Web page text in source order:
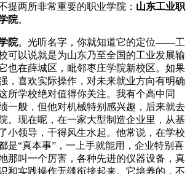
提两所非常重要的职业学院： 山东工业职
院。
院。光听名字，你就知道它的定位——工
可以说就是为山东乃至全国的工业发展输
也在薛城区，毗邻枣庄学院新校区。如果
，喜欢实际操作，对未来就业方向有明确
所学校绝对值得你关注。我有个高中同
一般，但他对机械特别感兴趣，后来就去
。现在呢，在一家大型制造企业里，从基
小领导，干得风生水起。他常说，在学校
是“真本事”，一上手就能用，企业特别喜
那叫一个厉害，各种先进的仪器设备，真
和实践操作无缝衔接起来。它培养的，不